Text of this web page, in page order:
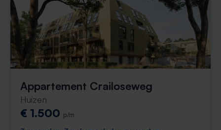
Appartement Crailoseweg
Huizen
€ 1.500 p/m